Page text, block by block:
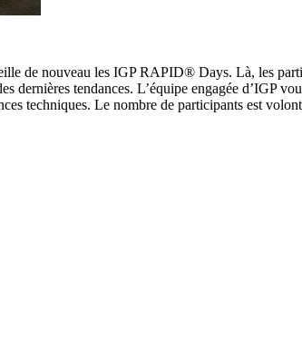
de nouveau les IGP RAPID® Days. Là, les
dernières tendances. L’équipe engagée d’IGP
techniques. Le nombre de participants est